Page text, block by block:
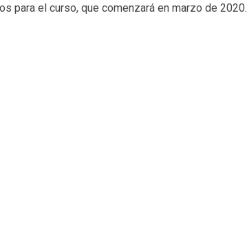
para el curso, que comenzará en marzo de 2020.